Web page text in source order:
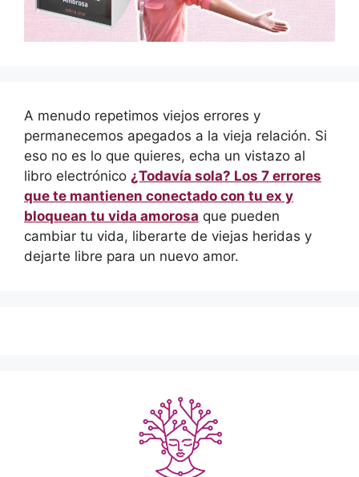
A menudo repetimos viejos errores y
permanecemos apegados a la vieja relación. Si
eso no es lo que quieres, echa un vistazo al
libro electrónico ¿Todavía sola? Los 7 errores
que te mantienen conectado con tu ex y
bloquean tu vida amorosa que pueden
cambiar tu vida, liberarte de viejas heridas y
dejarte libre para un nuevo amor.